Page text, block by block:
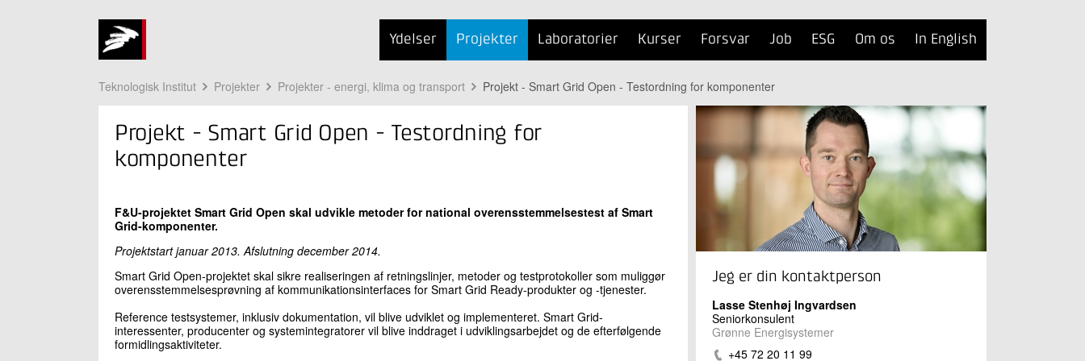
Ydelser Projekter Laboratorier Kurser Forsvar Job ESG Om os In English
Teknologisk Institut Projekter Projekter - energi, klima og transport Projekt - Smart Grid Open - Testordning for komponenter
Projekt - Smart Grid Open - Testordning for
komponenter
F&U-projektet Smart Grid Open skal udvikle metoder for national overensstemmelsestest af Smart
Grid-komponenter.
Projektstart januar 2013. Afslutning december 2014.
Smart Grid Open-projektet skal sikre realiseringen af ​​retningslinjer, metoder og testprotokoller som muliggør
overensstemmelsesprøvning af kommunikationsinterfaces for Smart Grid Ready-produkter og -tjenester.
Reference testsystemer, inklusiv dokumentation, vil blive udviklet og implementeret. Smart Grid-
interessenter, producenter og systemintegratorer vil blive inddraget i udviklingsarbejdet og de efterfølgende
formidlingsaktiviteter.
Jeg er din kontaktperson
Lasse Stenhøj Ingvardsen
Seniorkonsulent
Grønne Energisystemer
+45 72 20 11 99